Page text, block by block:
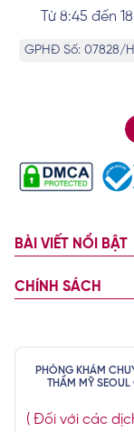
Từ 8:45 đến
GPHĐ Số: 07828/
BÀI VIẾT NỔI BẬT
CHÍNH SÁCH
PHÒNG KHÁM
THẨM MỸ SEOUL
( Đối với các